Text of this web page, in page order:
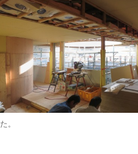
た。